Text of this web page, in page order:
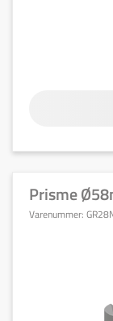
Prisme
Varenummer: